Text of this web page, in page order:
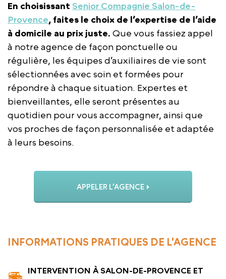
En choisissant Senior Compagnie Salon-de-
Provence, faites le choix de l’expertise de l’aide
à domicile au prix juste. Que vous fassiez appel
à notre agence de façon ponctuelle ou
régulière, les équipes d’auxiliaires de vie sont
sélectionnées avec soin et formées pour
répondre à chaque situation. Expertes et
bienveillantes, elle seront présentes au
quotidien pour vous accompagner, ainsi que
vos proches de façon personnalisée et adaptée
à leurs besoins.
APPELER L’AGENCE
INFORMATIONS PRATIQUES DE L'AGENCE
INTERVENTION À SALON-DE-PROVENCE ET